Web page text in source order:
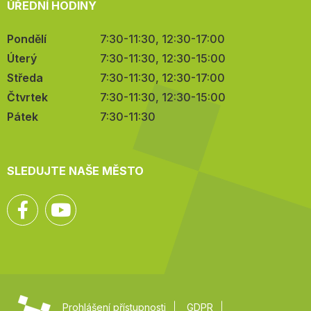
ÚŘEDNÍ HODINY
Pondělí
7:30-11:30, 12:30-17:00
Úterý
7:30-11:30, 12:30-15:00
Středa
7:30-11:30, 12:30-17:00
Čtvrtek
7:30-11:30, 12:30-15:00
Pátek
7:30-11:30
SLEDUJTE NAŠE MĚSTO
Facebook
Prohlášení přístupnosti GDPR